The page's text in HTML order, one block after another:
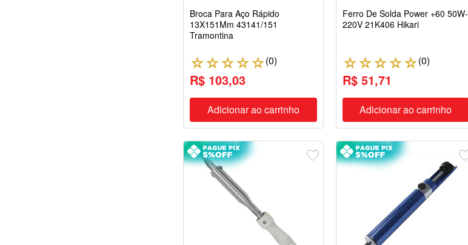
Broca Para Aço Rápido
13X151Mm 43141/151
Tramontina
☆☆☆☆☆(0)
R$ 103,03
Adicionar ao carrinho
Ferro De Solda Power +60 50W-
220V 21K406 Hikari
☆☆☆☆☆(0)
R$ 51,71
Adicionar ao carrinho